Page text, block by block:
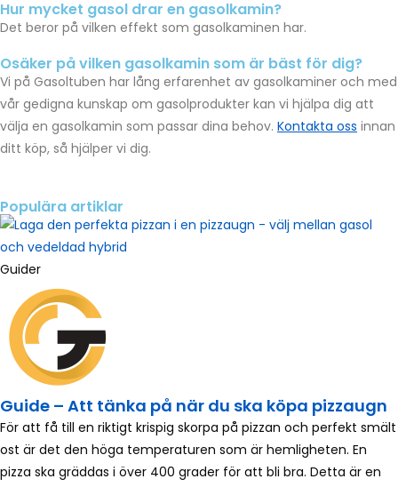
Hur mycket gasol drar en gasolkamin?
Det beror på vilken effekt som gasolkaminen har.
Osäker på vilken gasolkamin som är bäst för dig?
Vi på Gasoltuben har lång erfarenhet av gasolkaminer och med
vår gedigna kunskap om gasolprodukter kan vi hjälpa dig att
välja en gasolkamin som passar dina behov. Kontakta oss innan
ditt köp, så hjälper vi dig.
Populära artiklar
Guider
Guide – Att tänka på när du ska köpa pizzaugn
För att få till en riktigt krispig skorpa på pizzan och perfekt smält
ost är det den höga temperaturen som är hemligheten. En
pizza ska gräddas i över 400 grader för att bli bra. Detta är en